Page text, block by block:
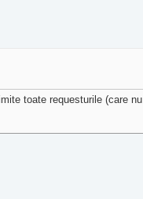
toate requesturile (care